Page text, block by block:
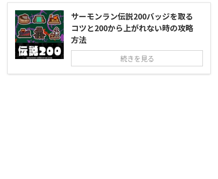
サーモンラン伝説200バッジを取る
コツと200から上がれない時の攻略
方法
続きを見る